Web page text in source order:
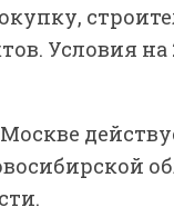
Условия на